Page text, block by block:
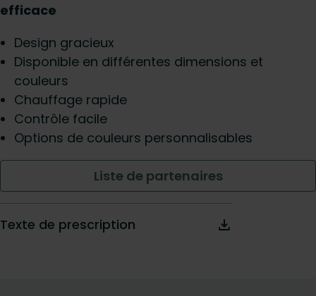
efficace
Design gracieux
Disponible en différentes dimensions et
couleurs
Chauffage rapide
Contrôle facile
Options de couleurs personnalisables
Liste de partenaires
Texte de prescription